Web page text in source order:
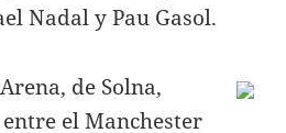
Nadal y Pau Gasol.
de Solna,
el Manchester